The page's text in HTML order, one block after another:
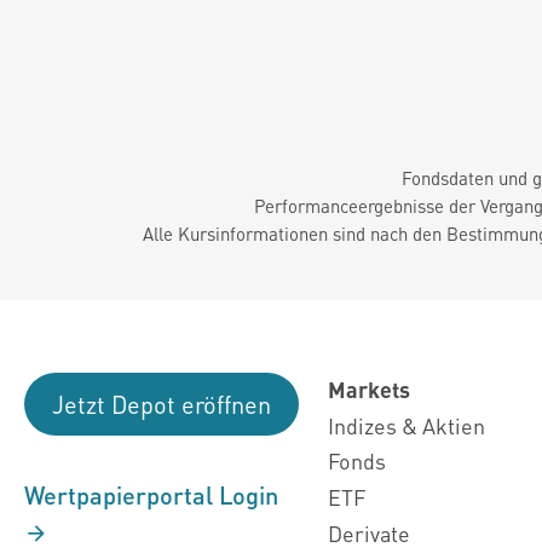
Fondsdaten und
Performanceergebnisse der
Alle Kursinformationen sind nach den
Jetzt Depot eröffnen
Wertpapierportal Login
Markets
Indizes & Aktien
Fonds
ETF
Derivate